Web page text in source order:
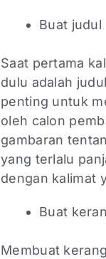
Buat judul
Saat pertama
dulu adalah
penting untuk
oleh calon
gambaran
yang terlalu
dengan kalimat
Buat
Membuat